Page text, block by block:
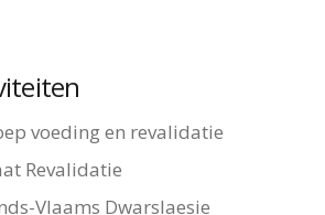
voeding en revalidatie
Revalidatie
Vlaams Dwarslaesie